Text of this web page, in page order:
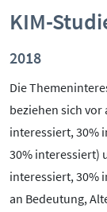
KIM-
2018
Die
beziehen sich
interessiert, 30%
30% interessiert)
interessiert, 30%
an Bedeutung,